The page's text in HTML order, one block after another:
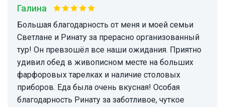
Галина
Большая благодарность от меня и моей семьи
Светлане и Ринату за прерасно организованный
тур! Он превзошёл все наши ожидания. Приятно
удивил обед в живописном месте на больших
фарфоровых тарелках и наличие столовых
приборов. Еда была очень вкусная! Особая
благодарность Ринату за заботливое, чуткое